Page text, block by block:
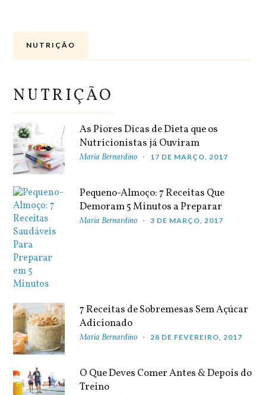
NUTRIÇÃO
NUTRIÇÃO
As Piores Dicas de Dieta que os
Nutricionistas já Ouviram
Maria Bernardino 17 DE MARÇO, 2017
Pequeno-Almoço: 7 Receitas Que
Demoram 5 Minutos a Preparar
Maria Bernardino 3 DE MARÇO, 2017
7 Receitas de Sobremesas Sem Açúcar
Adicionado
Maria Bernardino 28 DE FEVEREIRO, 2017
O Que Deves Comer Antes & Depois do
Treino